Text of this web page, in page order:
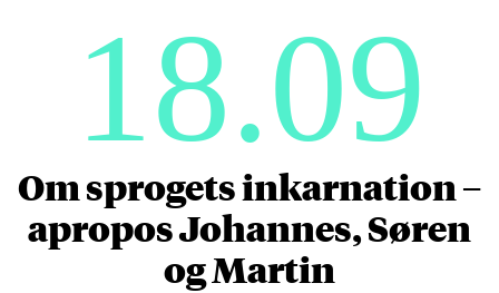
18.09
Om sprogets inkarnation –
apropos Johannes, Søren
og Martin